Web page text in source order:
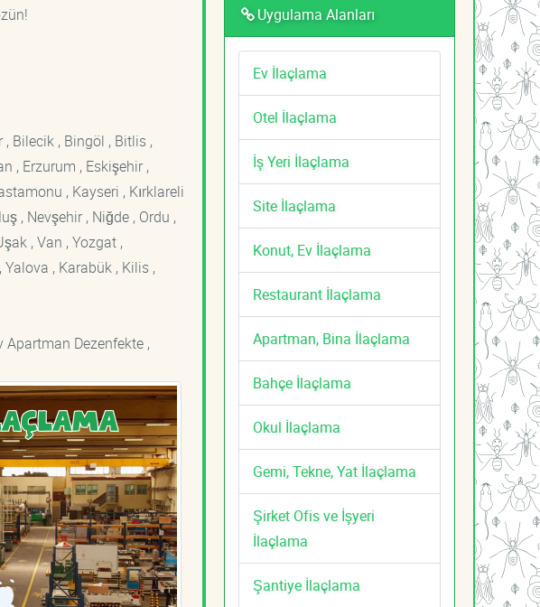
, Bilecik , Bingöl , Bitlis ,
, Erzurum , Eskişehir ,
, Kayseri , Kırklareli
, Nevşehir , Niğde , Ordu ,
, Van , Yozgat ,
Yalova , Karabük , Kilis ,
Apartman Dezenfekte ,
Uygulama Alanları
Ev İlaçlama
Otel İlaçlama
İş Yeri İlaçlama
Site İlaçlama
Konut, Ev İlaçlama
Restaurant İlaçlama
Apartman, Bina İlaçlama
Bahçe İlaçlama
Okul İlaçlama
Gemi, Tekne, Yat İlaçlama
Şirket Ofis ve İşyeri
İlaçlama
Şantiye İlaçlama